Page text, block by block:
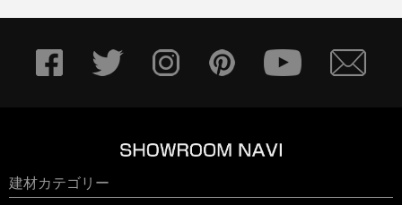
建材カテゴリー